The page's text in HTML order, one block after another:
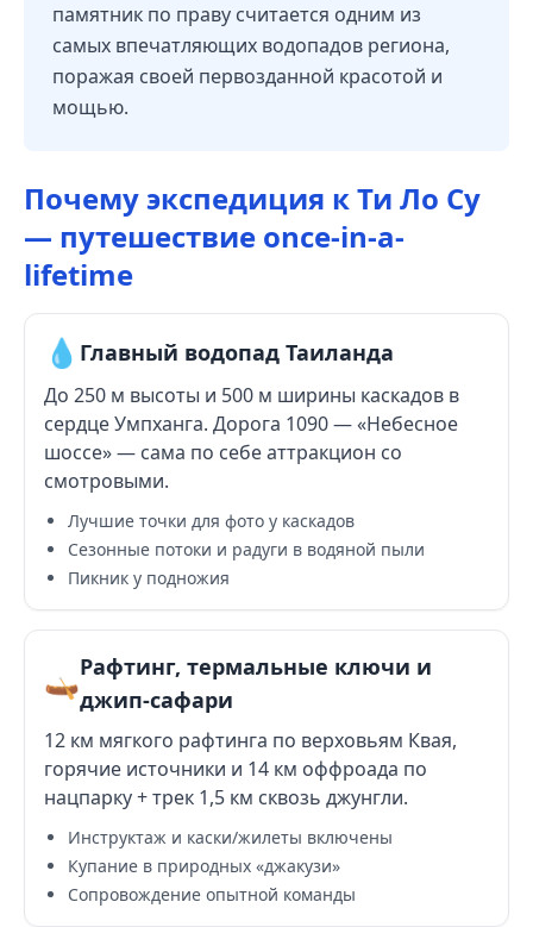
памятник по праву считается одним из
самых впечатляющих водопадов региона,
поражая своей первозданной красотой и
мощью.
Почему экспедиция к Ти Ло Су
— путешествие once-in-a-
lifetime
💧 Главный водопад Таиланда
До 250 м высоты и 500 м ширины каскадов в
сердце Умпханга. Дорога 1090 — «Небесное
шоссе» — сама по себе аттракцион со
смотровыми.
Лучшие точки для фото у каскадов
Сезонные потоки и радуги в водяной пыли
Пикник у подножия
🛶Рафтинг, термальные ключи и
джип-сафари
12 км мягкого рафтинга по верховьям Квая,
горячие источники и 14 км оффроада по
нацпарку + трек 1,5 км сквозь джунгли.
Инструктаж и каски/жилеты включены
Купание в природных «джакузи»
Сопровождение опытной команды